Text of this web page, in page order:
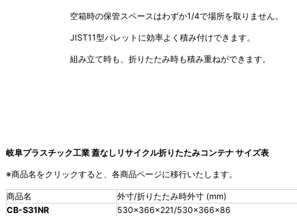
空箱時の保管スペースはわずか1/4で場所を取りません。
JIST11型パレットに効率よく積み付けできます。
組み立て時も、折りたたみ時も積み重ねができます。
岐阜プラスチック工業 蓋なしリサイクル折りたたみコンテナ サイズ表
※商品名をクリックすると、各商品ページに移行いたします。
商品名 外寸/折りたたみ時外寸 (mm)
CB-S31NR
530×366×221/530×366×86